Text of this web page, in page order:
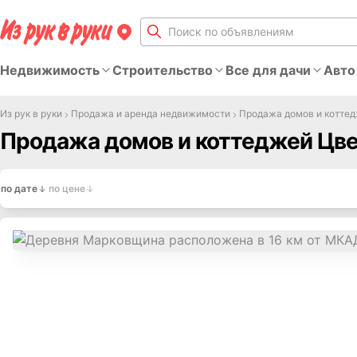
Недвижимость Строительство Все для дачи
Из рук в руки Продажа и аренда недвижимости Продажа домов и
Продажа домов и коттеджей
по дате по цене